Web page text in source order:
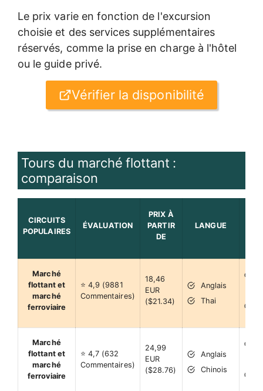
Le prix varie en fonction de l'excursion
choisie et des services supplémentaires
réservés, comme la prise en charge à l'hôtel
ou le guide privé.
Vérifier la disponibilité
Tours du marché flottant :
comparaison
CIRCUITS
POPULAIRES
ÉVALUATION
PRIX À
PARTIR
DE
LANGUE
Marché
flottant et
marché
ferroviaire
⭐ 4,9 (9881
Commentaires)
18,46
EUR
($21.34)
Anglais
Thai
Marché
flottant et
marché
ferroviaire
⭐ 4,7 (632
Commentaires)
24,99
EUR
($28.76)
Anglais
Chinois